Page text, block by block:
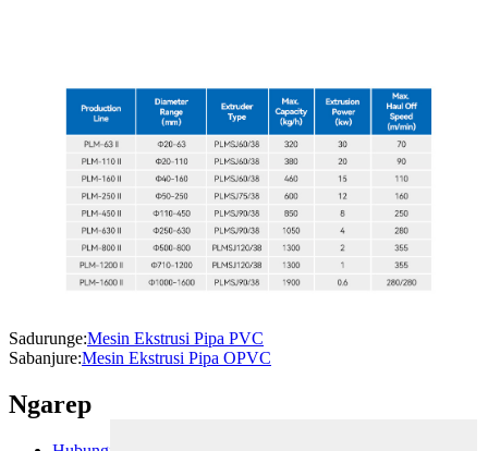
Sadurunge:Mesin Ekstrusi Pipa PVC
Sabanjure:Mesin Ekstrusi Pipa OPVC
Ngarep